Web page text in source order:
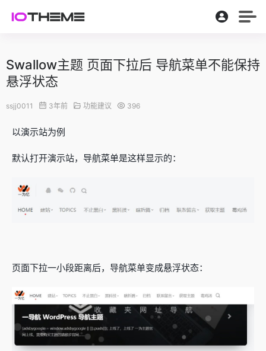
Swallow主题 页面下拉后 导航菜单不能保持
悬浮状态
ssjj0011 3年前 功能建议 396
以演示站为例
默认打开演示站，导航菜单是这样显示的：
页面下拉一小段距离后，导航菜单变成悬浮状态：